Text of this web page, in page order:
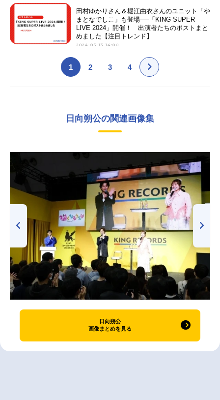
田村ゆかりさん＆堀江由衣さんのユニット「や
まとなでしこ」も登場──「KING SUPER
LIVE 2024」開催！ 出演者たちのポストまと
めました【注目トレンド】
2024-05-13 14:00
1 2 3 4
日向朔公の関連画像集
日向朔公
画像まとめを見る